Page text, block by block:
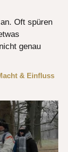
Oft spüren
genau
& Einfluss